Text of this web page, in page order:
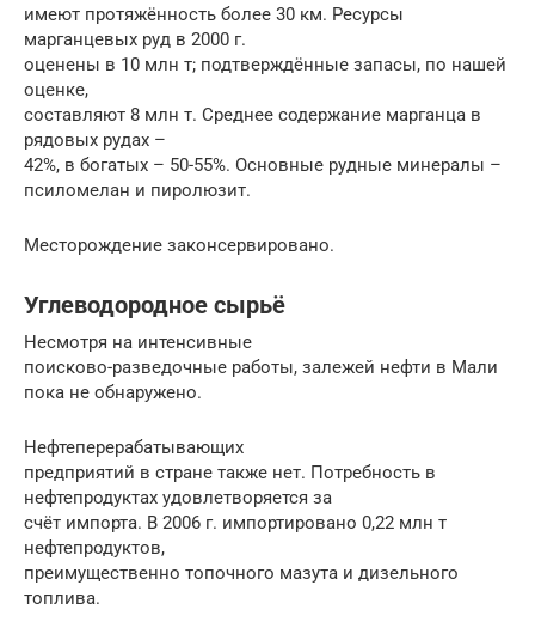
имеют протяжённость более 30 км. Ресурсы
марганцевых руд в 2000 г.
оценены в 10 млн т; подтверждённые запасы, по нашей
оценке,
составляют 8 млн т. Среднее содержание марганца в
рядовых рудах –
42%, в богатых – 50-55%. Основные рудные минералы –
псиломелан и пиролюзит.
Месторождение законсервировано.
Углеводородное сырьё
Несмотря на интенсивные
поисково-разведочные работы, залежей нефти в Мали
пока не обнаружено.
Нефтеперерабатывающих
предприятий в стране также нет. Потребность в
нефтепродуктах удовлетворяется за
счёт импорта. В 2006 г. импортировано 0,22 млн т
нефтепродуктов,
преимущественно топочного мазута и дизельного
топлива.